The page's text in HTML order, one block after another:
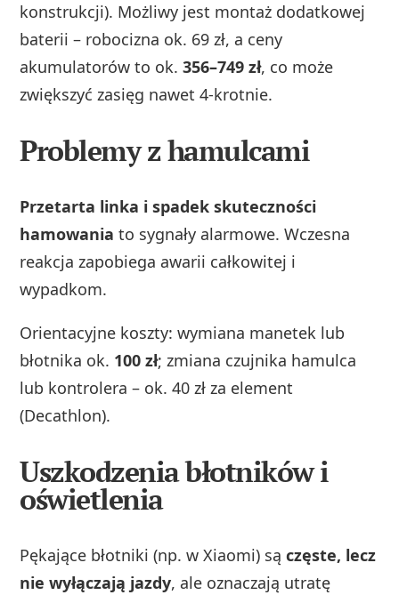
konstrukcji). Możliwy jest montaż dodatkowej
baterii – robocizna ok. 69 zł, a ceny
akumulatorów to ok.356–749 zł, co może
zwiększyć zasięg nawet 4-krotnie.
Problemy z hamulcami
Przetarta linka i spadek skuteczności
hamowania to sygnały alarmowe. Wczesna
reakcja zapobiega awarii całkowitej i
wypadkom.
Orientacyjne koszty: wymiana manetek lub
błotnika ok. 100 zł; zmiana czujnika hamulca
lub kontrolera – ok. 40 zł za element
(Decathlon).
Uszkodzenia błotników i
oświetlenia
Pękające błotniki (np. w Xiaomi) sączęste, lecz
nie wyłączają jazdy, ale oznaczają utratę